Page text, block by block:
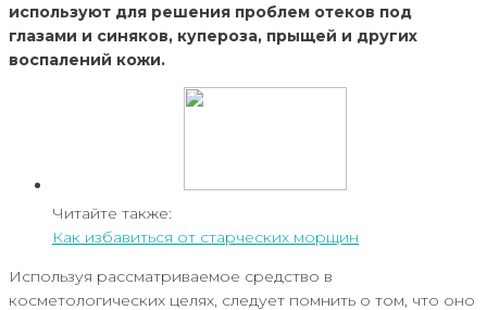
используют для решения проблем отеков под
глазами и синяков, купероза, прыщей и других
воспалений кожи.
Читайте также:
Как избавиться от старческих морщин
Используя рассматриваемое средство в
косметологических целях, следует помнить о том, что оно